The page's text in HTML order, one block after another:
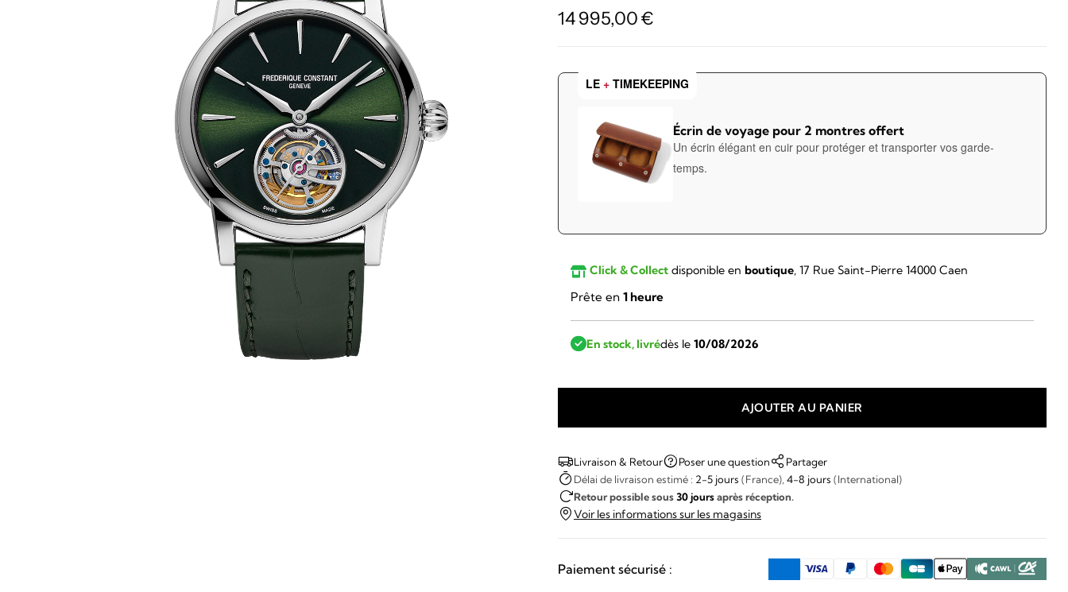
14 995,00€
LE + TIMEKEEPING
Écrin de voyage pour 2 montres offert
Un écrin élégant en cuir pour protéger et transporter vos garde-
temps.
Click & Collect disponible en boutique, 17 Rue Saint-Pierre 14000 Caen
Prête en 1 heure
En stock, livrédès le 10/08/2026
Frédérique
Constant
-
CLASSIC
MANUFACTURE
AJOUTER AU PANIER
Livraison & Retour Poser une question
Partager
Délai de livraison estimé : 2-5 jours (France), 4-8 jours (International)
Retour possible sous30 joursaprès réception.
Voir les informations sur les magasins
Paiement sécurisé :